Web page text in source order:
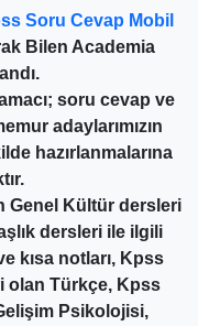
Soru Cevap Mobil
Bilen Academia
soru cevap ve
adaylarımızın
hazırlanmalarına
Genel Kültür dersleri
dersleri ile ilgili
kısa notları, Kpss
olan Türkçe, Kpss
Psikolojisi,